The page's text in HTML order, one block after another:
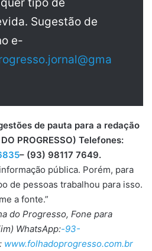
Sugestão de
e-
de pauta para a redação
PROGRESSO) Telefones:
– (93) 98117 7649.
pública. Porém, para
de pessoas trabalhou para isso.
a fonte.”
do Progresso, Fone para
WhatsApp:-93-
www.folhadoprogresso.com.br